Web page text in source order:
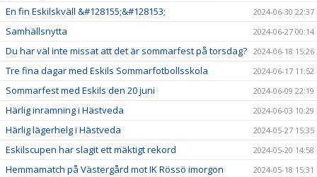
En fin Eskilskväll &#128155;&#128153; 2024-06-30 22:37
Samhällsnytta 2024-06-27 00:14
Du har väl inte missat att det är sommarfest på torsdag? 2024-06-18 15:26
Tre fina dagar med Eskils Sommarfotbollsskola 2024-06-17 11:52
Sommarfest med Eskils den 20 juni 2024-06-09 22:19
Härlig inramning i Hästveda 2024-06-03 10:29
Härlig lägerhelg i Hästveda 2024-05-27 15:35
Eskilscupen har slagit ett mäktigt rekord 2024-05-20 14:58
Hemmamatch på Västergård mot IK Rössö imorgon 2024-05-18 15:31